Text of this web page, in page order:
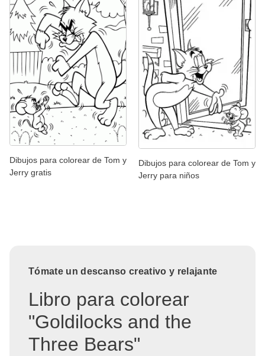
Dibujos para colorear de Tom y
Jerry gratis
Dibujos para colorear de Tom y
Jerry para niños
Tómate un descanso creativo y relajante
Libro para colorear
"Goldilocks and the
Three Bears"